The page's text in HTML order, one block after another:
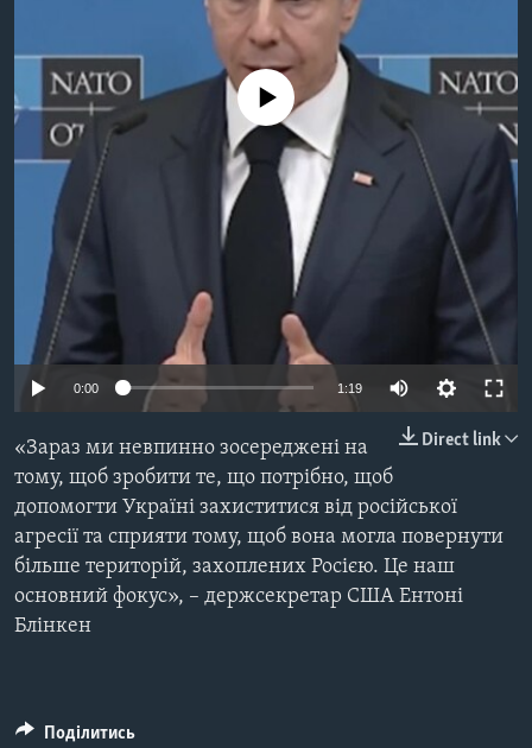
ЕКОНОМІКА
ІСТОРІЇ УСПІХУ УКРАЇНЦІВ
ЧАС-TIME
БРИФІНГ ГОЛОСУ АМЕРИКИ
СТУДІЯ ВАШИНГТОН
ВІКНО В АМЕРИКУ
ПРАЙМ-ТАЙМ
ПОГЛЯД З ВАШИНГТОНА
ENGLISH
Learning English
МИ В СОЦМЕРЕЖАХ
Мови
No media source currently available
0:00 1:19
Direct link
«Зараз ми невпинно зосереджені на
тому, щоб зробити те, що потрібно, щоб
допомогти Україні захиститися від російської
агресії та сприяти тому, щоб вона могла повернути
більше територій, захоплених Росією. Це наш
основний фокус», – держсекретар США Ентоні
Блінкен
Поділитись